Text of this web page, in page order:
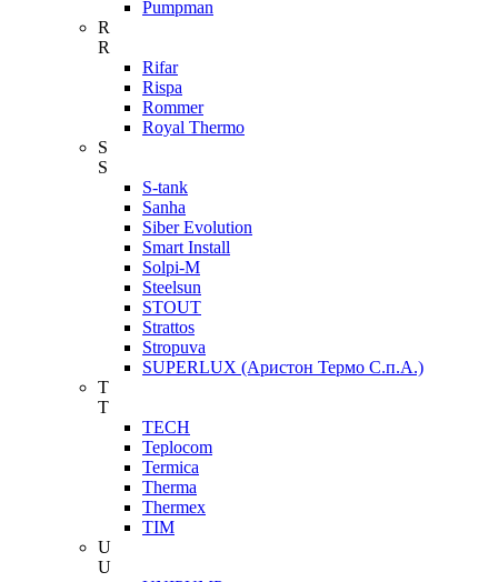
Pumpman
R
R
Rifar
Rispa
Rommer
Royal Thermo
S
S
S-tank
Sanha
Siber Evolution
Smart Install
Solpi-M
Steelsun
STOUT
Strattos
Stropuva
SUPERLUX (Аристон Термо С.п.А.)
T
T
TECH
Teplocom
Termica
Therma
Thermex
TIM
U
U